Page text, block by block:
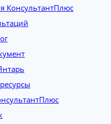
КонсультантПлюс